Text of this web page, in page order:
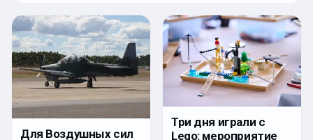
Для Воздушных сил
Три дня играли с
Lego: мероприятие